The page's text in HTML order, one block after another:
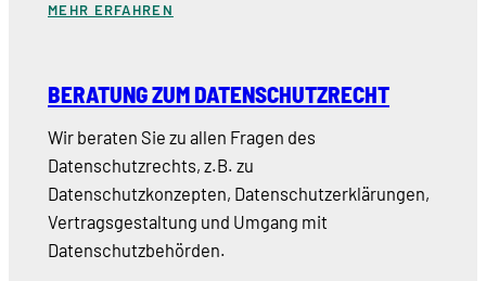
MEHR ERFAHREN
BERATUNG ZUM DATENSCHUTZRECHT
Wir beraten Sie zu allen Fragen des
Datenschutzrechts, z.B. zu
Datenschutzkonzepten, Datenschutzerklärungen,
Vertragsgestaltung und Umgang mit
Datenschutzbehörden.